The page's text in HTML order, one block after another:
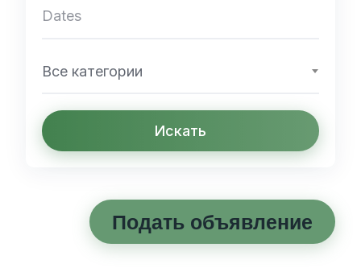
Все категории
Искать
Подать объявление